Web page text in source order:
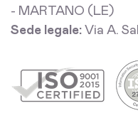
- MARTANO (LE)
Sede legale: Via A.